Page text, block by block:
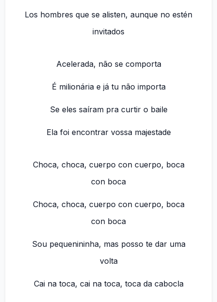
Los hombres que se alisten, aunque no estén
invitados
Acelerada, não se comporta
É milionária e já tu não importa
Se eles saíram pra curtir o baile
Ela foi encontrar vossa majestade
Choca, choca, cuerpo con cuerpo, boca
con boca
Choca, choca, cuerpo con cuerpo, boca
con boca
Sou pequenininha, mas posso te dar uma
volta
Cai na toca, cai na toca, toca da cabocla